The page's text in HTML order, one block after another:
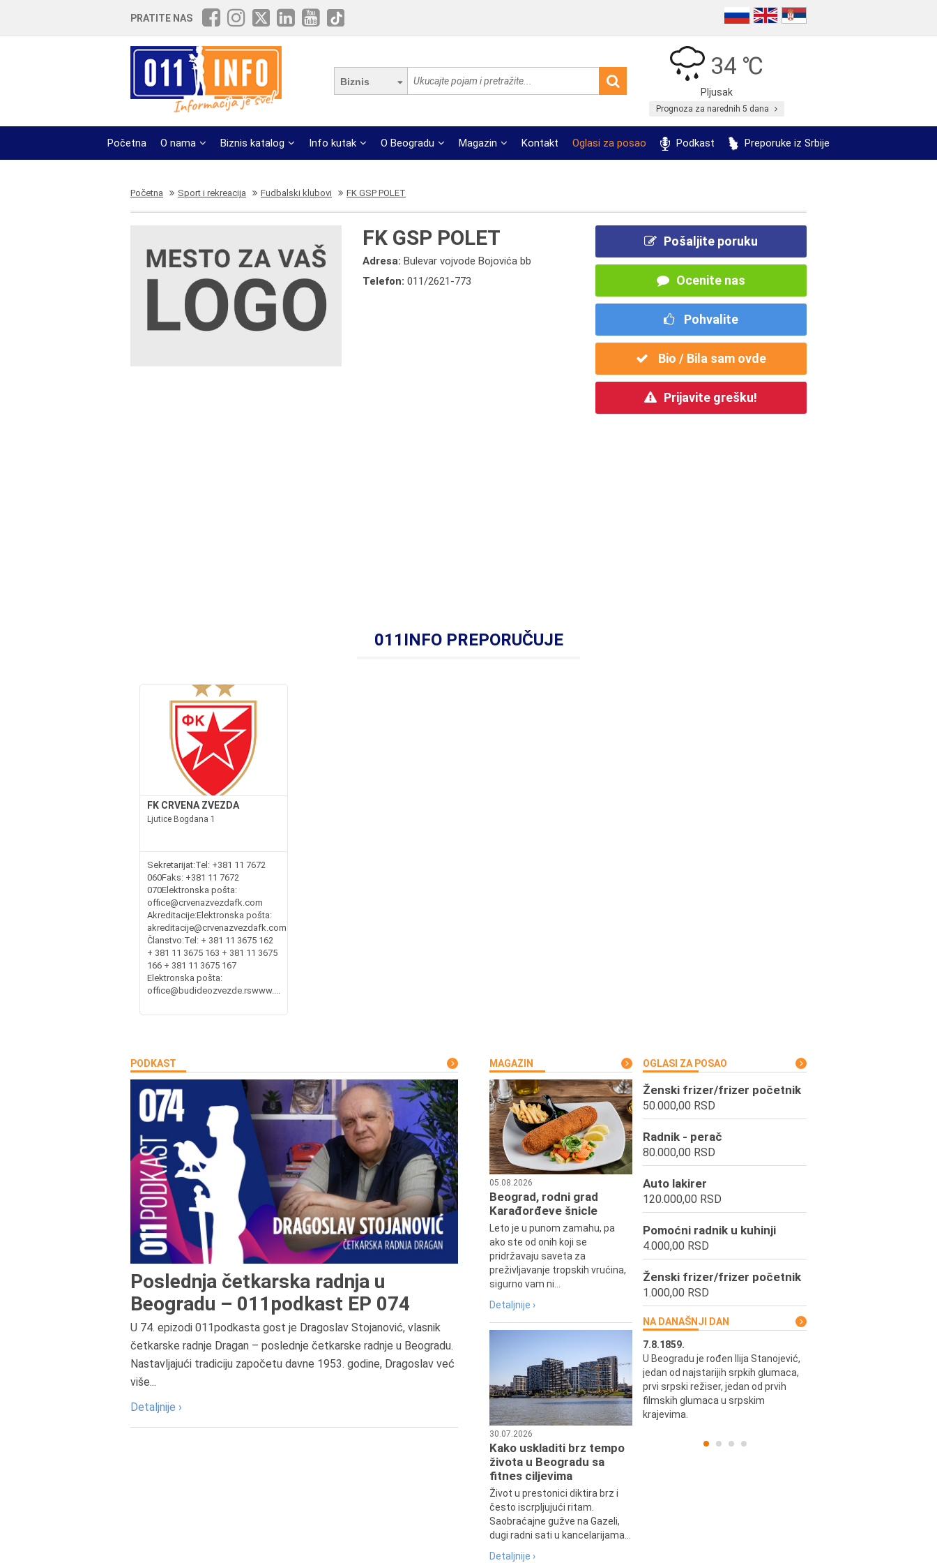
PRATITE NAS
Biznis
34 ℃
Pljusak
Prognoza za narednih 5 dana
Početna O nama Biznis katalog Info kutak O Beogradu Magazin Kontakt Oglasi za posao Podkast Preporuke iz Srbije
Početna Sport i rekreacija Fudbalski klubovi FK GSP POLET
FK GSP POLET
Adresa:Bulevar vojvode Bojovića bb
Telefon:011/2621-773
Pošaljite poruku
Ocenite nas
Pohvalite
Bio / Bila sam ovde
Prijavite grešku!
011INFO PREPORUČUJE
FK CRVENA ZVEZDA
Ljutice Bogdana 1
Sekretarijat:Tel: +381 11 7672
060Faks: +381 11 7672
070Elektronska pošta:
office@crvenazvezdafk.com
Akreditacije:Elektronska pošta:
akreditacije@crvenazvezdafk.com
Članstvo:Tel: + 381 11 3675 162
+ 381 11 3675 163 + 381 11 3675
166 + 381 11 3675 167
Elektronska pošta:
office@budideozvezde.rswww....
PODKAST
Poslednja četkarska radnja u
Beogradu – 011podkast EP 074
U 74. epizodi 011podkasta gost je Dragoslav Stojanović, vlasnik
četkarske radnje Dragan – poslednje četkarske radnje u Beogradu.
Nastavljajući tradiciju započetu davne 1953. godine, Dragoslav već
više...
Detaljnije ›
MAGAZIN
05.08.2026
Beograd, rodni grad
Karađorđeve šnicle
Leto je u punom zamahu, pa
ako ste od onih koji se
pridržavaju saveta za
preživljavanje tropskih vrućina,
sigurno vam ni...
Detaljnije ›
30.07.2026
Kako uskladiti brz tempo
života u Beogradu sa
fitnes ciljevima
Život u prestonici diktira brz i
često iscrpljujući ritam.
Saobraćajne gužve na Gazeli,
dugi radni sati u kancelarijama...
Detaljnije ›
OGLASI ZA POSAO
Ženski frizer/frizer početnik
50.000,00 RSD
Radnik - perač
80.000,00 RSD
Auto lakirer
120.000,00 RSD
Pomoćni radnik u kuhinji
4.000,00 RSD
Ženski frizer/frizer početnik
1.000,00 RSD
NA DANAŠNJI DAN
Preminula je Đurđija Cvetić,
pozorišna, filmska i TV glumica.
7.8.1859.
U Beogradu je rođen Ilija Stanojević,
jedan od najstarijih srpkih glumaca,
prvi srpski režiser, jedan od prvih
filmskih glumaca u srpskim
krajevima.